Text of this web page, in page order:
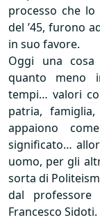
processo che lo
del ’45, furono
in suo favore.
Oggi una
quanto meno
tempi… valori
patria,
appaiono
significato…
uomo, per gli
sorta di
dal professore
Francesco Sidoti.